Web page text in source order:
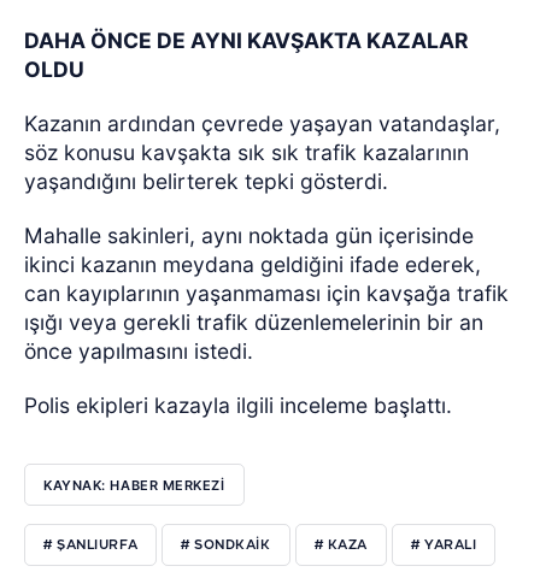
DAHA ÖNCE DE AYNI KAVŞAKTA KAZALAR
OLDU
Kazanın ardından çevrede yaşayan vatandaşlar,
söz konusu kavşakta sık sık trafik kazalarının
yaşandığını belirterek tepki gösterdi.
Mahalle sakinleri, aynı noktada gün içerisinde
ikinci kazanın meydana geldiğini ifade ederek,
can kayıplarının yaşanmaması için kavşağa trafik
ışığı veya gerekli trafik düzenlemelerinin bir an
önce yapılmasını istedi.
Polis ekipleri kazayla ilgili inceleme başlattı.
KAYNAK: HABER MERKEZİ
# ŞANLIURFA # SONDKAIK # KAZA # YARALI